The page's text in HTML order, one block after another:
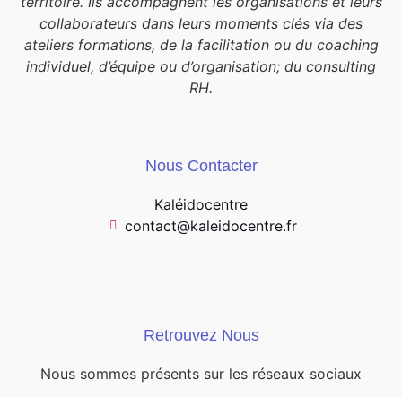
collaborateurs dans leurs moments clés via des
ateliers formations, de la facilitation ou du coaching
individuel, d’équipe ou d’organisation; du consulting
RH.
Nous Contacter
Kaléidocentre
contact@kaleidocentre.fr
Retrouvez Nous
Nous sommes présents sur les réseaux sociaux